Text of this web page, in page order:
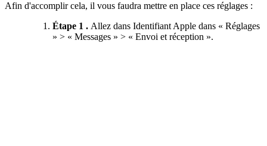
Afin d'accomplir cela, il vous faudra mettre en place ces réglages :
Étape 1 . Allez dans Identifiant Apple dans « Réglages
» > « Messages » > « Envoi et réception ».